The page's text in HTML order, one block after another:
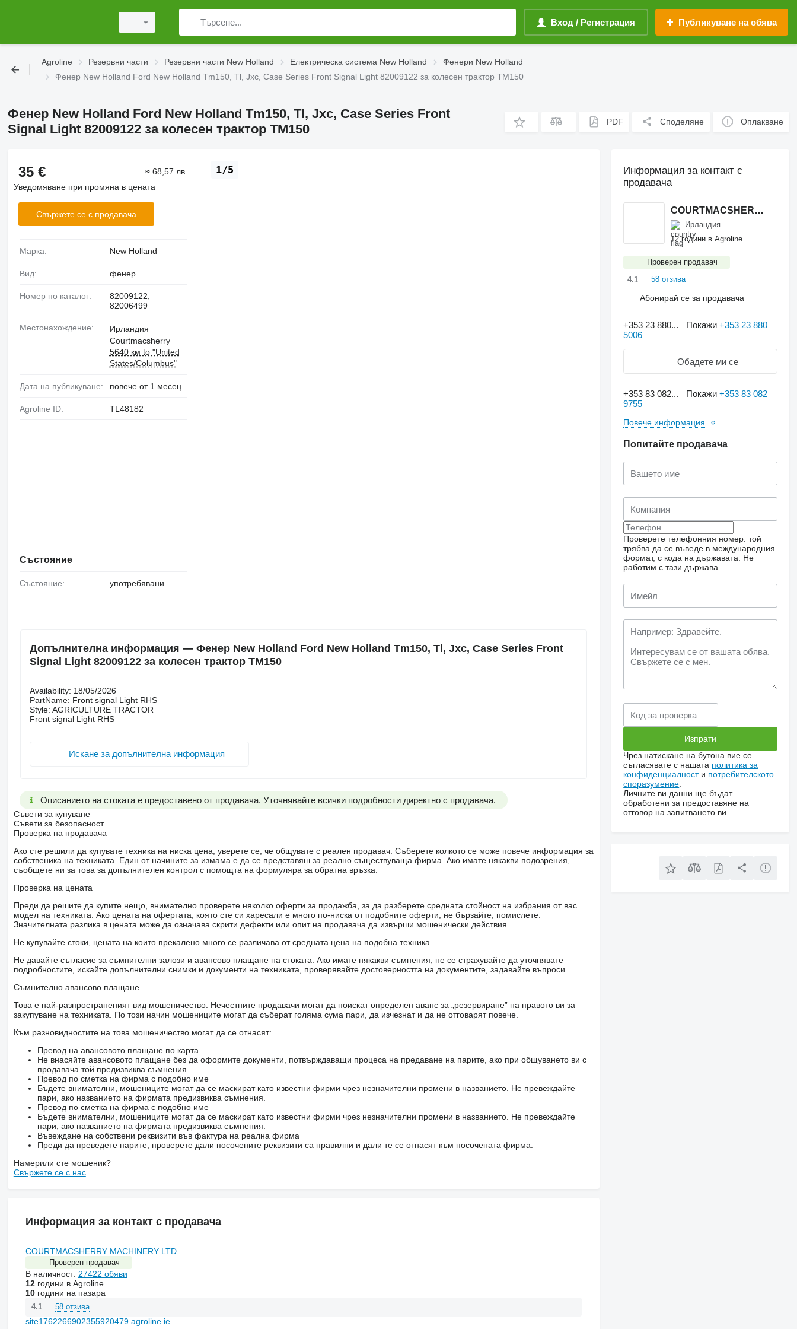
Вход / Регистрация Публикуване на обява
Agroline Резервни части Резервни части New Holland Електрическа система New Holland
Фенери New Holland
Фенер New Holland Ford New Holland Tm150, Tl, Jxc, Case Series Front Signal Light 82009122 за колесен трактор TM150
Фенер New Holland Ford New Holland Tm150, Tl, Jxc, Case Series Front
Signal Light 82009122 за колесен трактор TM150
PDF Споделяне Оплакване
снимки
1/5
35 €
≈ 68,57 лв.
Уведомяване при промяна в цената
Свържете се с продавача
Марка: New Holland
Вид: фенер
Номер по каталог:
82009122,
82006499
Местонахождение:
Ирландия
Courtmacsherry
5640 км to "United
States/Columbus"
Дата на публикуване: повече от 1 месец
Agroline ID: TL48182
Състояние
Състояние: употребявани
Допълнителна информация — Фенер New Holland Ford New Holland Tm150, Tl, Jxc, Case Series Front
Signal Light 82009122 за колесен трактор TM150
Availability: 18/05/2026
PartName: Front signal Light RHS
Style: AGRICULTURE TRACTOR
Front signal Light RHS
Искане за допълнителна информация
Описанието на стоката е предоставено от продавача. Уточнявайте всички подробности директно с продавача.
Съвети за купуване
Съвети за безопасност
Проверка на продавача
Ако сте решили да купувате техника на ниска цена, уверете се, че общувате с реален продавач. Съберете колкото се може повече информация за
собственика на техниката. Един от начините за измама е да се представяш за реално съществуваща фирма. Ако имате някакви подозрения,
съобщете ни за това за допълнителен контрол с помощта на формуляра за обратна връзка.
Проверка на цената
Преди да решите да купите нещо, внимателно проверете няколко оферти за продажба, за да разберете средната стойност на избрания от вас
модел на техниката. Ако цената на офертата, която сте си харесали е много по-ниска от подобните оферти, не бързайте, помислете.
Значителната разлика в цената може да означава скрити дефекти или опит на продавача да извърши мошенически действия.
Не купувайте стоки, цената на които прекалено много се различава от средната цена на подобна техника.
Не давайте съгласие за съмнителни залози и авансово плащане на стоката. Ако имате някакви съмнения, не се страхувайте да уточнявате
подробностите, искайте допълнителни снимки и документи на техниката, проверявайте достоверността на документите, задавайте въпроси.
Съмнително авансово плащане
Това е най-разпространеният вид мошеничество. Нечестните продавачи могат да поискат определен аванс за „резервиране” на правото ви за
закупуване на техниката. По този начин мошениците могат да съберат голяма сума пари, да изчезнат и да не отговарят повече.
Към разновидностите на това мошеничество могат да се отнасят:
Превод на авансовото плащане по карта
Не внасяйте авансовото плащане без да оформите документи, потвърждаващи процеса на предаване на парите, ако при общуването ви с
продавача той предизвиква съмнения.
Превод по сметка на фирма с подобно име
Бъдете внимателни, мошениците могат да се маскират като известни фирми чрез незначителни промени в названието. Не превеждайте
пари, ако названието на фирмата предизвиква съмнения.
Превод по сметка на фирма с подобно име
Бъдете внимателни, мошениците могат да се маскират като известни фирми чрез незначителни промени в названието. Не превеждайте
пари, ако названието на фирмата предизвиква съмнения.
Въвеждане на собствени реквизити във фактура на реална фирма
Преди да преведете парите, проверете дали посочените реквизити са правилни и дали те се отнасят към посочената фирма.
Намерили сте мошеник?
Свържете се с нас
Информация за контакт с продавача
COURTMACSHERRY MACHINERY LTD
Проверен продавач
В наличност: 27422 обяви
12години в Agroline
10години на пазара
4.1 58 отзива
site1762266902355920479.agroline.ie
Информация за контакт с
продавача
COURTMACSHERRY MACHINERY LTD
Ирландия
12 години в Agroline
Проверен продавач
4.1
58 отзива
Абонирай се за продавача
+353 23 880... Покажи+353 23 880
5006
Обадете ми се
+353 83 082... Покажи+353 83 082
9755
Повече информация
Попитайте продавача
Проверете телефонния номер: той
трябва да се въведе в международния
формат, с кода на държавата.
Не
работим с тази държава
Чрез натискане на бутона вие се
съгласявате с нашата политика за
конфиденциалности потребителското
споразумение
Личните ви данни ще бъдат
обработени за предоставяне на
отговор на запитването ви.